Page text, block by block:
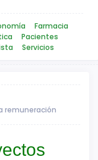
Farmacia
Pacientes
Servicios
remuneración